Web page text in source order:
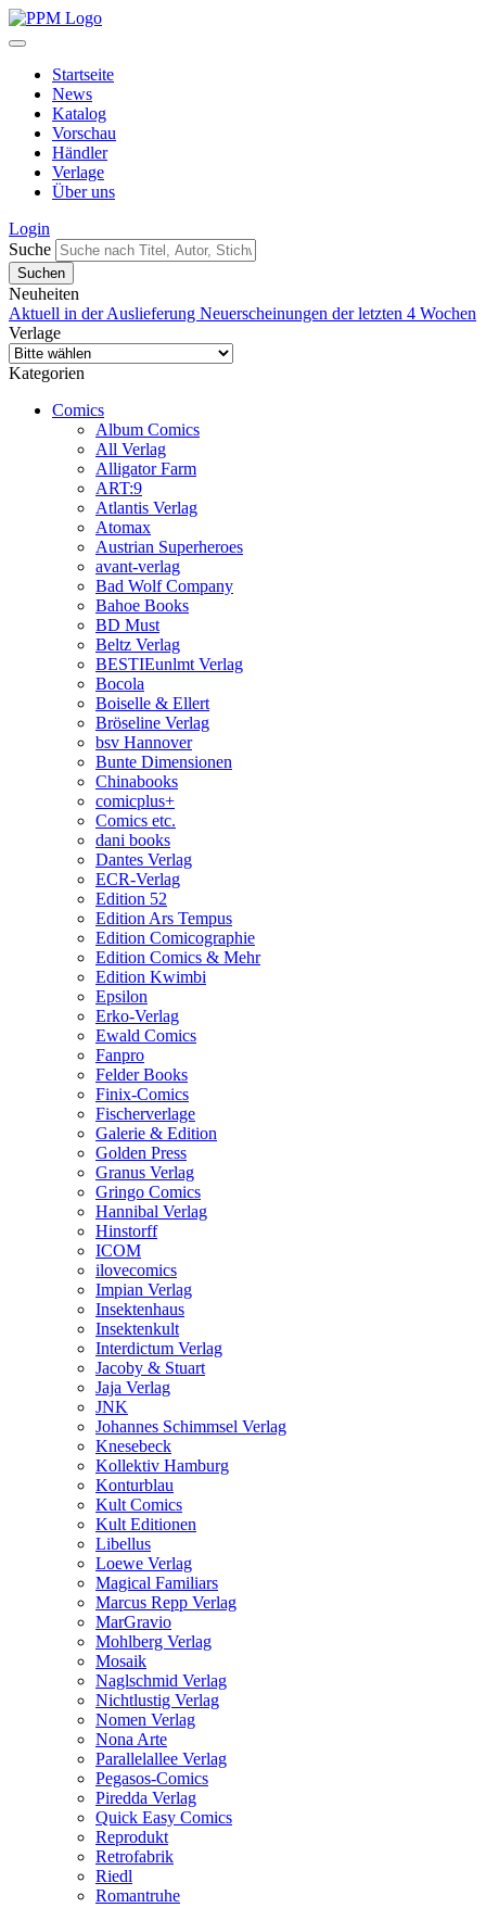
Startseite
News
Katalog
Vorschau
Händler
Verlage
Über uns
Login
Suche
Neuheiten
Aktuell in der Auslieferung Neuerscheinungen der letzten 4 Wochen
Verlage
Kategorien
Comics
Album Comics
All Verlag
Alligator Farm
ART:9
Atlantis Verlag
Atomax
Austrian Superheroes
avant-verlag
Bad Wolf Company
Bahoe Books
BD Must
Beltz Verlag
BESTIEunlmt Verlag
Bocola
Boiselle & Ellert
Bröseline Verlag
bsv Hannover
Bunte Dimensionen
Chinabooks
comicplus+
Comics etc.
dani books
Dantes Verlag
ECR-Verlag
Edition 52
Edition Ars Tempus
Edition Comicographie
Edition Comics & Mehr
Edition Kwimbi
Epsilon
Erko-Verlag
Ewald Comics
Fanpro
Felder Books
Finix-Comics
Fischerverlage
Galerie & Edition
Golden Press
Granus Verlag
Gringo Comics
Hannibal Verlag
Hinstorff
ICOM
ilovecomics
Impian Verlag
Insektenhaus
Insektenkult
Interdictum Verlag
Jacoby & Stuart
Jaja Verlag
JNK
Johannes Schimmsel Verlag
Knesebeck
Kollektiv Hamburg
Konturblau
Kult Comics
Kult Editionen
Libellus
Loewe Verlag
Magical Familiars
Marcus Repp Verlag
MarGravio
Mohlberg Verlag
Mosaik
Naglschmid Verlag
Nichtlustig Verlag
Nomen Verlag
Nona Arte
Parallelallee Verlag
Pegasos-Comics
Piredda Verlag
Quick Easy Comics
Reprodukt
Retrofabrik
Riedl
Romantruhe